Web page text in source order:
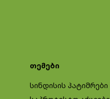
თემები
სინდისის პატიმრები